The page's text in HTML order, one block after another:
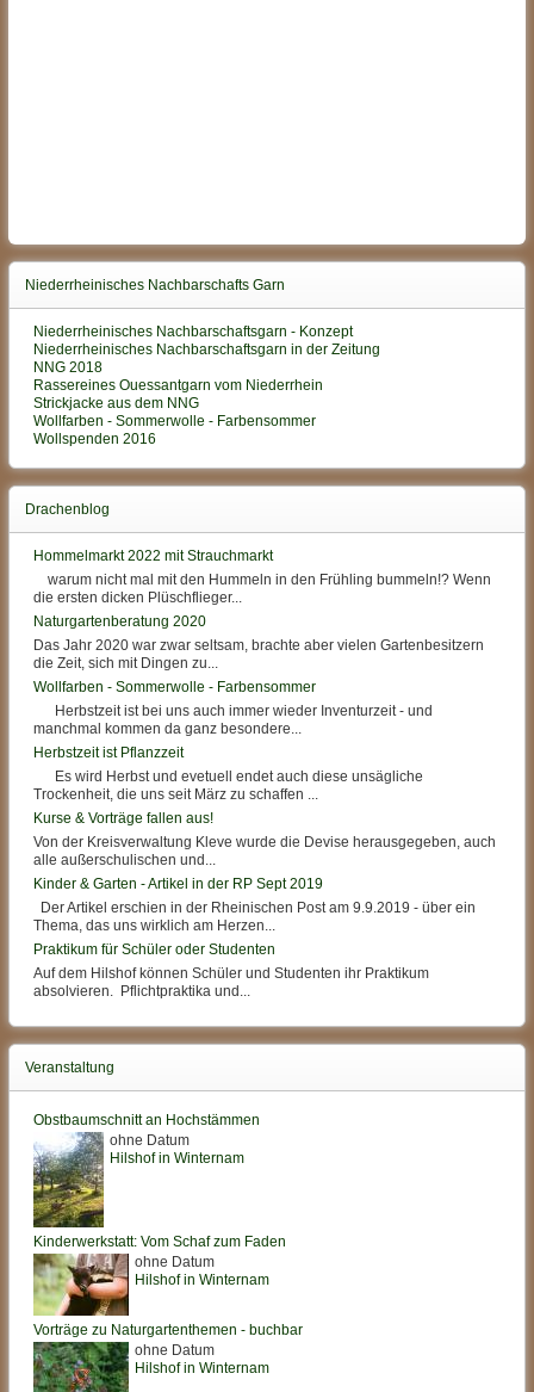
Niederrheinisches Nachbarschafts Garn
Niederrheinisches Nachbarschaftsgarn - Konzept
Niederrheinisches Nachbarschaftsgarn in der Zeitung
NNG 2018
Rassereines Ouessantgarn vom Niederrhein
Strickjacke aus dem NNG
Wollfarben - Sommerwolle - Farbensommer
Wollspenden 2016
Drachenblog
Hommelmarkt 2022 mit Strauchmarkt
warum nicht mal mit den Hummeln in den Frühling bummeln!? Wenn
die ersten dicken Plüschflieger...
Naturgartenberatung 2020
Das Jahr 2020 war zwar seltsam, brachte aber vielen Gartenbesitzern
die Zeit, sich mit Dingen zu...
Wollfarben - Sommerwolle - Farbensommer
Herbstzeit ist bei uns auch immer wieder Inventurzeit - und
manchmal kommen da ganz besondere...
Herbstzeit ist Pflanzzeit
Es wird Herbst und evetuell endet auch diese unsägliche
Trockenheit, die uns seit März zu schaffen ...
Kurse & Vorträge fallen aus!
Von der Kreisverwaltung Kleve wurde die Devise herausgegeben, auch
alle außerschulischen und...
Kinder & Garten - Artikel in der RP Sept 2019
Der Artikel erschien in der Rheinischen Post am 9.9.2019 - über ein
Thema, das uns wirklich am Herzen...
Praktikum für Schüler oder Studenten
Auf dem Hilshof können Schüler und Studenten ihr Praktikum
absolvieren. Pflichtpraktika und...
Veranstaltung
Obstbaumschnitt an Hochstämmen
ohne Datum
Hilshof in Winternam
Kinderwerkstatt: Vom Schaf zum Faden
ohne Datum
Hilshof in Winternam
Vorträge zu Naturgartenthemen - buchbar
ohne Datum
Hilshof in Winternam